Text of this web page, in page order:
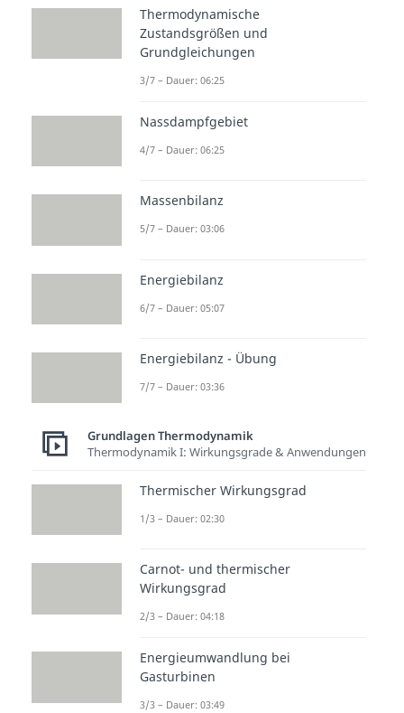
Exotherme und endotherme
Reaktion
Dauer: 02:30
Dauer: 03:46
Dauer: 03:57
Exergone und endergone
Thermodynamische
Zustandsgrößen und
Grundgleichungen
3/7 – Dauer: 06:25
Nassdampfgebiet
4/7 – Dauer: 06:25
Massenbilanz
5/7 – Dauer: 03:06
Energiebilanz
6/7 – Dauer: 05:07
Energiebilanz - Übung
7/7 – Dauer: 03:36
Grundlagen Thermodynamik
Thermodynamik I: Wirkungsgrade & Anwendungen
Thermischer Wirkungsgrad
1/3 – Dauer: 02:30
Carnot- und thermischer
Wirkungsgrad
2/3 – Dauer: 04:18
Energieumwandlung bei
Gasturbinen
3/3 – Dauer: 03:49